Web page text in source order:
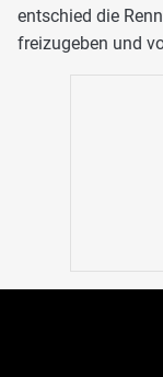
entschied die
freizugeben und